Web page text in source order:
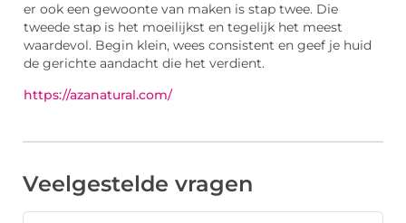
er ook een gewoonte van maken is stap twee. Die
tweede stap is het moeilijkst en tegelijk het meest
waardevol. Begin klein, wees consistent en geef je huid
de gerichte aandacht die het verdient.
https://azanatural.com/
Veelgestelde vragen